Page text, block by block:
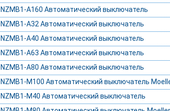
NZMB1-A160 Автоматический выключатель
NZMB1-A32 Автоматический выключатель
NZMB1-A40 Автоматический выключатель
NZMB1-A63 Автоматический выключатель
NZMB1-A80 Автоматический выключатель
NZMB1-M100 Автоматический выключатель
NZMB1-M40 Автоматический выключатель